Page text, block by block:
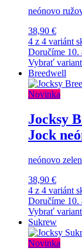
neónovo
38,90 €
4 z 4 variánt
Doručíme 10.
Vybrať
Breedwell
Novinka
Jocksy
Jock
neónovo
38,90 €
4 z 4 variánt
Doručíme 10.
Vybrať
Sukrew
Novinka